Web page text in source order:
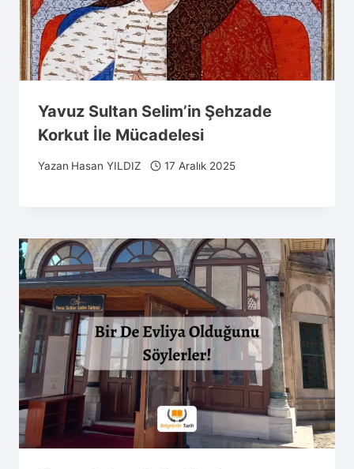
Yavuz Sultan Selim’in Şehzade
Korkut İle Mücadelesi
Yazan Hasan YILDIZ 17 Aralık 2025